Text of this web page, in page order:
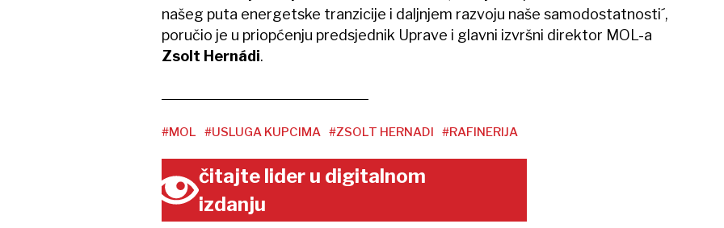
našeg puta energetske tranzicije i daljnjem razvoju naše samodostatnosti´,
poručio je u priopćenju predsjednik Uprave i glavni izvršni direktor MOL-a
Zsolt Hernádi.
#MOL #USLUGA KUPCIMA #ZSOLT HERNADI #RAFINERIJA
čitajte lider u digitalnom
izdanju